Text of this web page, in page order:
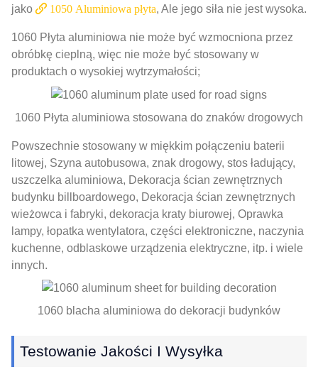
jako
1050 Aluminiowa płyta, Ale jego siła nie jest wysoka.
1060 Płyta aluminiowa nie może być wzmocniona przez
obróbkę cieplną, więc nie może być stosowany w
produktach o wysokiej wytrzymałości;
1060 Płyta aluminiowa stosowana do znaków drogowych
Powszechnie stosowany w miękkim połączeniu baterii
litowej, Szyna autobusowa, znak drogowy, stos ładujący,
uszczelka aluminiowa, Dekoracja ścian zewnętrznych
budynku billboardowego, Dekoracja ścian zewnętrznych
wieżowca i fabryki, dekoracja kraty biurowej, Oprawka
lampy, łopatka wentylatora, części elektroniczne, naczynia
kuchenne, odblaskowe urządzenia elektryczne, itp. i wiele
innych.
1060 blacha aluminiowa do dekoracji budynków
Testowanie Jakości I Wysyłka